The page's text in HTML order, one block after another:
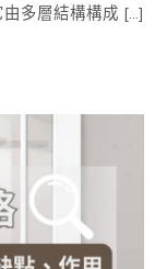
多層結構構成 […]